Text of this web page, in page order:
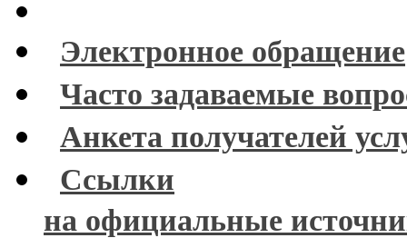
Электронное обращение
Часто задаваемые
Анкета получателей
Ссылки
на официальные